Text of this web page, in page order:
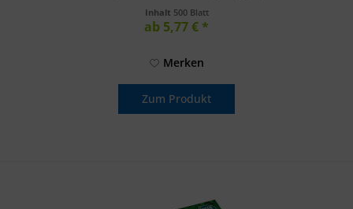
Inhalt 500 Blatt
ab 5,77 € *
Merken
Zum Produkt